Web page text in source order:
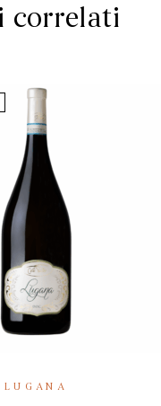
correlati
TUTTO
LUGANA